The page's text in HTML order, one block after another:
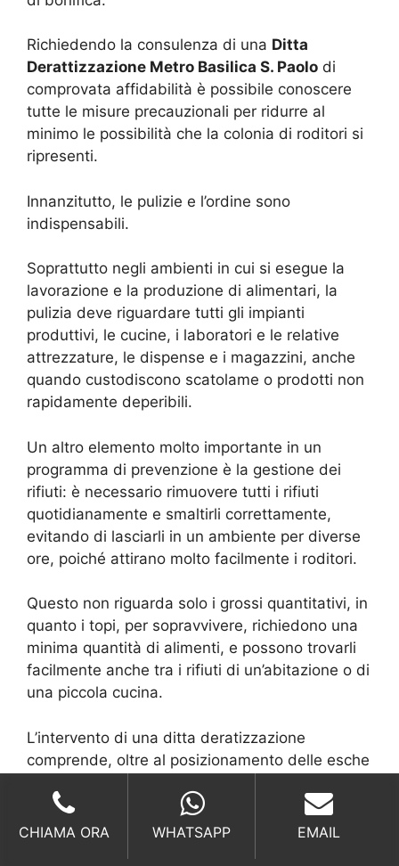
Richiedendo la consulenza di una Ditta
Derattizzazione Metro Basilica S. Paolo di
comprovata affidabilità è possibile conoscere
tutte le misure precauzionali per ridurre al
minimo le possibilità che la colonia di roditori si
ripresenti.
Innanzitutto, le pulizie e l’ordine sono
indispensabili.
Soprattutto negli ambienti in cui si esegue la
lavorazione e la produzione di alimentari, la
pulizia deve riguardare tutti gli impianti
produttivi, le cucine, i laboratori e le relative
attrezzature, le dispense e i magazzini, anche
quando custodiscono scatolame o prodotti non
rapidamente deperibili.
Un altro elemento molto importante in un
programma di prevenzione è la gestione dei
rifiuti: è necessario rimuovere tutti i rifiuti
quotidianamente e smaltirli correttamente,
evitando di lasciarli in un ambiente per diverse
ore, poiché attirano molto facilmente i roditori.
Questo non riguarda solo i grossi quantitativi, in
quanto i topi, per sopravvivere, richiedono una
minima quantità di alimenti, e possono trovarli
facilmente anche tra i rifiuti di un’abitazione o di
una piccola cucina.
L’intervento di una ditta deratizzazione
comprende, oltre al posizionamento delle esche
costante, per verificare l’effettivo
allontanamento dei topi e ridurre al minimo il
CHIAMA ORA WHATSAPP EMAIL